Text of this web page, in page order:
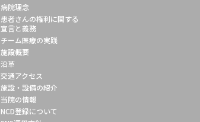
病院理念
患者さんの権利に関する
宣言と義務
チーム医療の実践
施設概要
沿革
交通アクセス
施設・設備の紹介
当院の情報
NCD登録について